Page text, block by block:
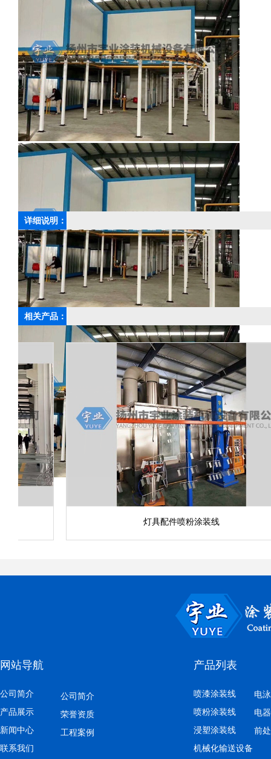
详细说明：
上一篇：往复机自动喷粉设备
相关产品：
灯具配件喷粉涂装线
灯具配件喷粉涂装线
网站导航
公司简介
产品展示
新闻中心
联系我们
公司简介
荣誉资质
工程案例
产品列表
喷漆涂装线
喷粉涂装线
浸塑涂装线
机械化输送设备
电
电
前